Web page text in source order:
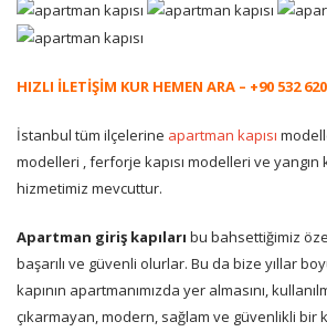
HIZLI İLETİŞİM KUR HEMEN ARA – +90 532
İstanbul tüm ilçelerine apartman kapısı
modelleri , ferforje kapısı modelleri ve yangın
hizmetimiz mevcuttur.
Apartman giriş kapıları bu bahsettiğimiz
başarılı ve güvenli olurlar. Bu da bize yıllar
kapının apartmanımızda yer almasını,
çıkarmayan, modern, sağlam ve güvenlikli bir